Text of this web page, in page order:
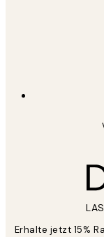
Erhalte jetzt 15%